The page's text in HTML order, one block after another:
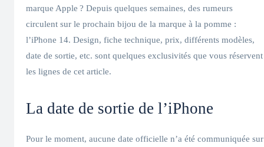
marque Apple ? Depuis quelques semaines, des rumeurs
circulent sur le prochain bijou de la marque à la pomme :
l’iPhone 14. Design, fiche technique, prix, différents modèles,
date de sortie, etc. sont quelques exclusivités que vous réservent
les lignes de cet article.
La date de sortie de l’iPhone
Pour le moment, aucune date officielle n’a été communiquée sur